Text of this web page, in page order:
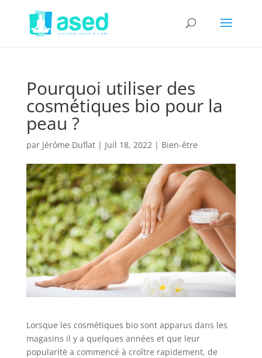
Pourquoi utiliser des
cosmétiques bio pour la
peau ?
par Jérôme Duflat| Juil 18, 2022| Bien-être
​Lorsqu​​e les cosmétiques bio sont apparus dans les
magasins il y a quelques années et que leur
popularité a commencé à croître rapidement, de